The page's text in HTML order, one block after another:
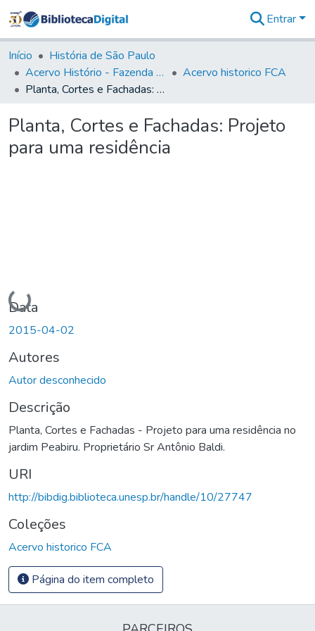
&
Coleções
Tudo na
Biblioteca
Estatísticas
Entrar
Início
História de São Paulo
Acervo Histório - Fazenda Lageado
Acervo historico FCA
Planta, Cortes e Fachadas: Projeto para uma residência
Planta, Cortes e Fachadas: Projeto
para uma residência
Carregando...
Data
2015-04-02
Autores
Autor desconhecido
Descrição
Planta, Cortes e Fachadas - Projeto para uma residência no
jardim Peabiru. Proprietário Sr Antônio Baldi.
URI
http://bibdig.biblioteca.unesp.br/handle/10/27747
Coleções
Acervo historico FCA
Página do item completo